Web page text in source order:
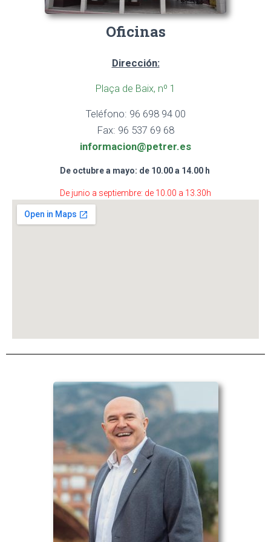
Oficinas
Dirección:
Plaça de Baix, nº 1
Teléfono: 96 698 94 00
Fax: 96 537 69 68
informacion@petrer.es
De octubre a mayo: de 10.00 a 14.00 h
De junio a septiembre: de 10.00 a 13.30h